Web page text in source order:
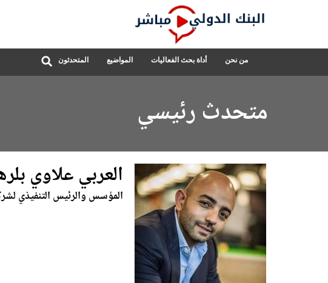
Navigation
البنك
الدولي
مباشر
من نحن أداة بحث الفعاليات المواضيع المتحدثون Global
Search
متحدث رئيسي
العربي علاوي
المؤسس والرئيس التنفيذي